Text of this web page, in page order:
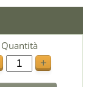
Quantità
+